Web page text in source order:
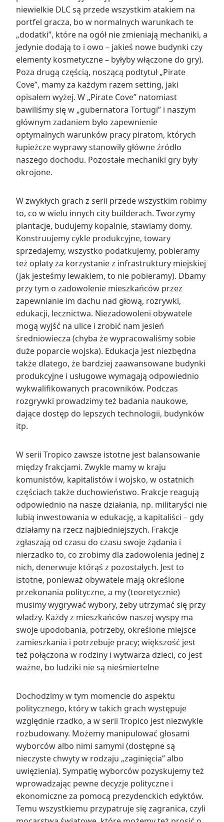
niewielkie DLC są przede wszystkim atakiem na
portfel gracza, bo w normalnych warunkach te
„dodatki”, które na ogół nie zmieniają mechaniki, a
jedynie dodają to i owo – jakieś nowe budynki czy
elementy kosmetyczne – byłyby włączone do gry).
Poza drugą częścią, noszącą podtytuł „Pirate
Cove”, mamy za każdym razem setting, jaki
opisałem wyżej. W „Pirate Cove” natomiast
bawiliśmy się w „gubernatora Tortugi” i naszym
głównym zadaniem było zapewnienie
optymalnych warunków pracy piratom, których
łupieżcze wyprawy stanowiły główne źródło
naszego dochodu. Pozostałe mechaniki gry były
okrojone.
W zwykłych grach z serii przede wszystkim robimy
to, co w wielu innych city builderach. Tworzymy
plantacje, budujemy kopalnie, stawiamy domy.
Konstruujemy cykle produkcyjne, towary
sprzedajemy, wszystko podatkujemy, pobieramy
też opłaty za korzystanie z infrastruktury miejskiej
(jak jesteśmy lewakiem, to nie pobieramy). Dbamy
przy tym o zadowolenie mieszkańców przez
zapewnianie im dachu nad głową, rozrywki,
edukacji, lecznictwa. Niezadowoleni obywatele
mogą wyjść na ulice i zrobić nam jesień
średniowiecza (chyba że wypracowaliśmy sobie
duże poparcie wojska). Edukacja jest niezbędna
także dlatego, że bardziej zaawansowane budynki
produkcyjne i usługowe wymagają odpowiednio
wykwalifikowanych pracowników. Podczas
rozgrywki prowadzimy też badania naukowe,
dające dostęp do lepszych technologii, budynków
itp.
W serii Tropico zawsze istotne jest balansowanie
między frakcjami. Zwykle mamy w kraju
komunistów, kapitalistów i wojsko, w ostatnich
częściach także duchowieństwo. Frakcje reagują
odpowiednio na nasze działania, np. militaryści nie
lubią inwestowania w edukację, a kapitaliści – gdy
działamy na rzecz najbiedniejszych. Frakcje
zgłaszają od czasu do czasu swoje żądania i
nierzadko to, co zrobimy dla zadowolenia jednej z
nich, denerwuje którąś z pozostałych. Jest to
istotne, ponieważ obywatele mają określone
przekonania polityczne, a my (teoretycznie)
musimy wygrywać wybory, żeby utrzymać się przy
władzy. Każdy z mieszkańców naszej wyspy ma
swoje upodobania, potrzeby, określone miejsce
zamieszkania i potrzebuje pracy; większość jest
też połączona w rodziny i wytwarza dzieci, co jest
ważne, bo ludziki nie są nieśmiertelne
Dochodzimy w tym momencie do aspektu
politycznego, który w takich grach występuje
względnie rzadko, a w serii Tropico jest niezwykle
rozbudowany. Możemy manipulować głosami
wyborców albo nimi samymi (dostępne są
nieczyste chwyty w rodzaju „zaginięcia” albo
uwięzienia). Sympatię wyborców pozyskujemy też
wprowadzając pewne decyzje polityczne i
ekonomiczne za pomocą prezydenckich edyktów.
Temu wszystkiemu przypatruje się zagranica, czyli